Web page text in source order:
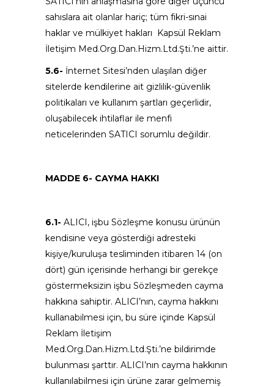
sahıslara ait olanlar hariç; tüm fikri-sınai
haklar ve mülkiyet hakları Kapsül Reklam
İletişim Med.Org.Dan.Hizm.Ltd.Şti.’ne aittir.
5.6- İnternet Sitesi’nden ulaşılan diğer
sitelerde kendilerine ait gizlilik-güvenlik
politikaları ve kullanım şartları geçerlidir,
oluşabilecek ihtilaflar ile menfi
neticelerinden SATICI sorumlu değildir.
MADDE 6- CAYMA HAKKI
6.1- ALICI, işbu Sözleşme konusu ürünün
kendisine veya gösterdiği adresteki
kişiye/kuruluşa tesliminden itibaren 14 (on
dört) gün içerisinde herhangi bir gerekçe
göstermeksizin işbu Sözleşmeden cayma
hakkına sahiptir. ALICI’nın, cayma hakkını
kullanabilmesi için, bu süre içinde Kapsül
Reklam İletişim
Med.Org.Dan.Hizm.Ltd.Şti.’ne bildirimde
bulunması şarttır. ALICI’nın cayma hakkının
kullanılabilmesi için ürüne zarar gelmemiş